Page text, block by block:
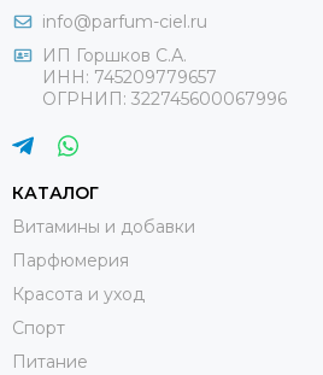
info@parfum-ciel.ru
ИП Горшков С.А.
ИНН: 745209779657
ОГРНИП: 322745600067996
КАТАЛОГ
Витамины и добавки
Парфюмерия
Красота и уход
Спорт
Питание